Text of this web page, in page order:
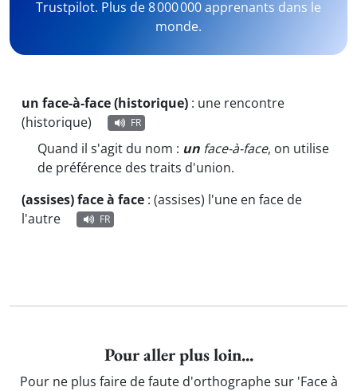
Trustpilot. Plus de 8 000 000 apprenants dans le
monde.
un face-à-face (historique) : une rencontre
(historique)
FR
Quand il s'agit du nom : un face-à-face, on utilise
de préférence des traits d'union.
(assises) face à face : (assises) l'une en face de
l'autre
FR
Pour aller plus loin...
Pour ne plus faire de faute d'orthographe sur 'Face à